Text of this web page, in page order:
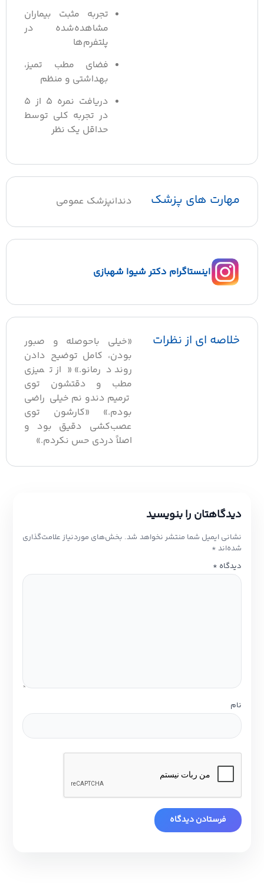
تجربه مثبت بیماران
مشاهده‌شده در
پلتفرم‌ها
فضای مطب تمیز،
بهداشتی و منظم
دریافت نمره ۵ از ۵
در تجربه کلی توسط
حداقل یک نظر
مهارت های پزشک دندانپزشک عمومی
اینستاگرام دکتر شیوا شهبازی
خلاصه ای از نظرات
«خیلی باحوصله و صبور
بودن، کامل توضیح دادن
روند درمانو.» «از تمیزی
مطب و دقتشون توی
ترمیم دندونم خیلی راضی
بودم.» «کارشون توی
عصب‌کشی دقیق بود و
اصلاً دردی حس نکردم.»
دیدگاهتان را بنویسید
نشانی ایمیل شما منتشر نخواهد شد. بخش‌های موردنیاز علامت‌گذاری
شده‌اند*
دیدگاه*